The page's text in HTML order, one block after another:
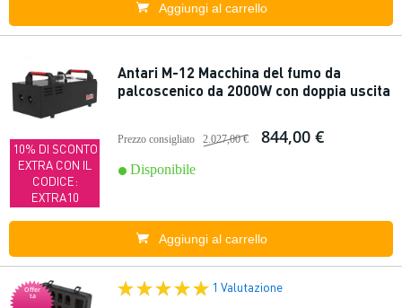
Aggiungi al carrello
10% DI SCONTO
EXTRA CON IL
CODICE:
EXTRA10
Antari M-12 Macchina del fumo da
palcoscenico da 2000W con doppia uscita
Prezzo consigliato 2.027,00 € 844,00 €
Disponibile
Aggiungi al carrello
Offer
ta
1 Valutazione